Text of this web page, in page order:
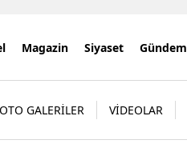
Magazin Siyaset Gündem
GALERİLER VİDEOLAR